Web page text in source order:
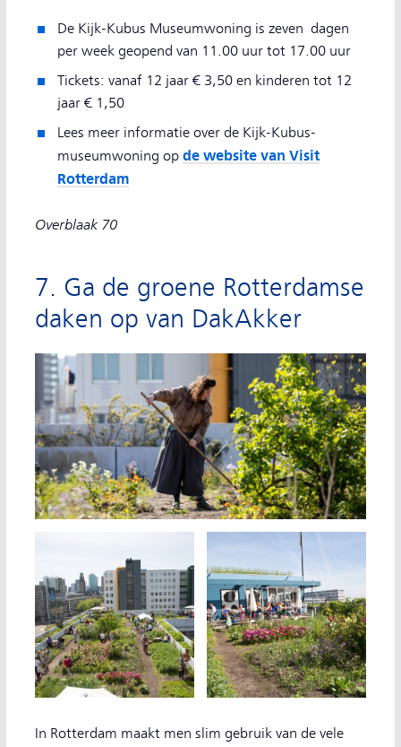
De Kijk-Kubus Museumwoning is zeven dagen
per week geopend van 11.00 uur tot 17.00 uur
Tickets: vanaf 12 jaar € 3,50 en kinderen tot 12
jaar € 1,50
Lees meer informatie over de Kijk-Kubus-
museumwoning op de website van Visit
Rotterdam
Overblaak 70
7. Ga de groene Rotterdamse
daken op van DakAkker
In Rotterdam maakt men slim gebruik van de vele